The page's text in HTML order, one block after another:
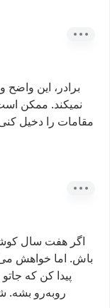
برادر، این واضح و
نمیکند. ممکن
مقامات را دخیل
اگر هفت سال
باش. اما خواهش
پیدا کن که جاتو
روبه‌رو بشه.